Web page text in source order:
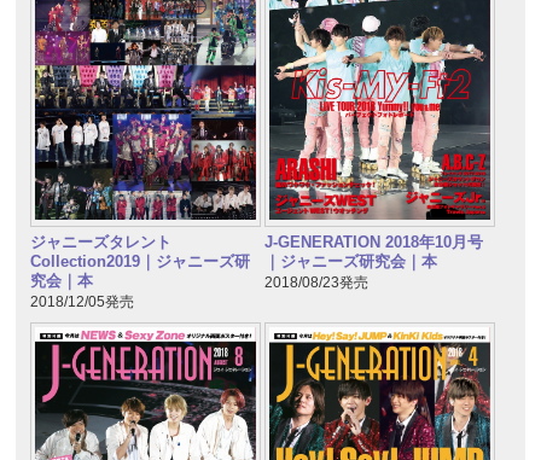
ジャニーズタレント
Collection2019｜ジャニーズ研
究会｜本
2018/12/05発売
J-GENERATION 2018年10月号
｜ジャニーズ研究会｜本
2018/08/23発売